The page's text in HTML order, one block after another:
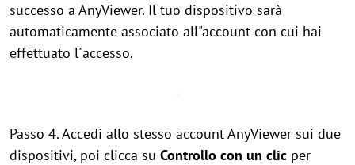
successo a AnyViewer. Il tuo dispositivo sarà
automaticamente associato all"account con cui hai
effettuato l"accesso.
Passo 4. Accedi allo stesso account AnyViewer sui due
dispositivi, poi clicca su Controllo con un clic per